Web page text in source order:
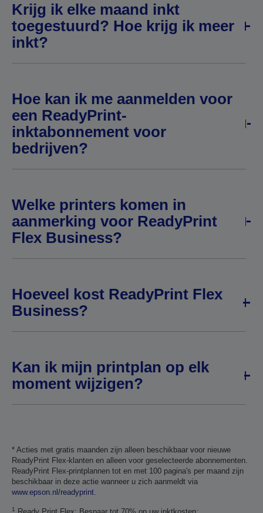
Krijg ik elke maand inkt
toegestuurd? Hoe krijg ik meer
inkt?
Hoe kan ik me aanmelden voor
een ReadyPrint-
inktabonnement voor
bedrijven?
Welke printers komen in
aanmerking voor ReadyPrint
Flex Business?
Hoeveel kost ReadyPrint Flex
Business?
Kan ik mijn printplan op elk
moment wijzigen?
* Acties met gratis maanden zijn alleen beschikbaar voor nieuwe
ReadyPrint Flex-klanten en alleen voor geselecteerde abonnementen.
ReadyPrint Flex-printplannen tot en met 100 pagina's per maand zijn
beschikbaar in deze actie wanneer u zich aanmeldt via
www.epson.nl/readyprint.
1